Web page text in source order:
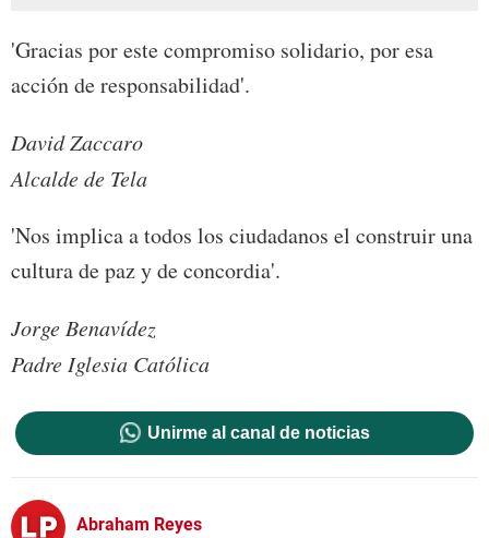
'Gracias por este compromiso solidario, por esa
acción de responsabilidad'.
David Zaccaro
Alcalde de Tela
'Nos implica a todos los ciudadanos el construir una
cultura de paz y de concordia'.
Jorge Benavídez
Padre Iglesia Católica
Unirme al canal de noticias
Abraham Reyes